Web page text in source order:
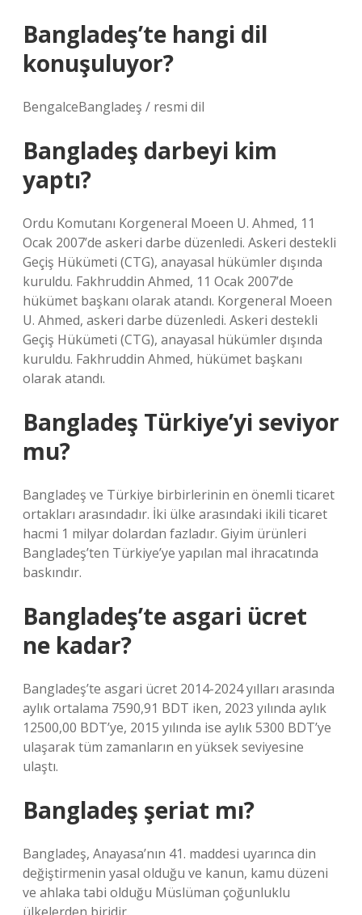
Bangladeş’te hangi dil
konuşuluyor?
BengalceBangladeş / resmi dil
Bangladeş darbeyi kim
yaptı?
Ordu Komutanı Korgeneral Moeen U. Ahmed, 11
Ocak 2007’de askeri darbe düzenledi. Askeri destekli
Geçiş Hükümeti (CTG), anayasal hükümler dışında
kuruldu. Fakhruddin Ahmed, 11 Ocak 2007’de
hükümet başkanı olarak atandı. Korgeneral Moeen
U. Ahmed, askeri darbe düzenledi. Askeri destekli
Geçiş Hükümeti (CTG), anayasal hükümler dışında
kuruldu. Fakhruddin Ahmed, hükümet başkanı
olarak atandı.
Bangladeş Türkiye’yi seviyor
mu?
Bangladeş ve Türkiye birbirlerinin en önemli ticaret
ortakları arasındadır. İki ülke arasındaki ikili ticaret
hacmi 1 milyar dolardan fazladır. Giyim ürünleri
Bangladeş’ten Türkiye’ye yapılan mal ihracatında
baskındır.
Bangladeş’te asgari ücret
ne kadar?
Bangladeş’te asgari ücret 2014-2024 yılları arasında
aylık ortalama 7590,91 BDT iken, 2023 yılında aylık
12500,00 BDT’ye, 2015 yılında ise aylık 5300 BDT’ye
ulaşarak tüm zamanların en yüksek seviyesine
ulaştı.
Bangladeş şeriat mı?
Bangladeş, Anayasa’nın 41. maddesi uyarınca din
değiştirmenin yasal olduğu ve kanun, kamu düzeni
ve ahlaka tabi olduğu Müslüman çoğunluklu